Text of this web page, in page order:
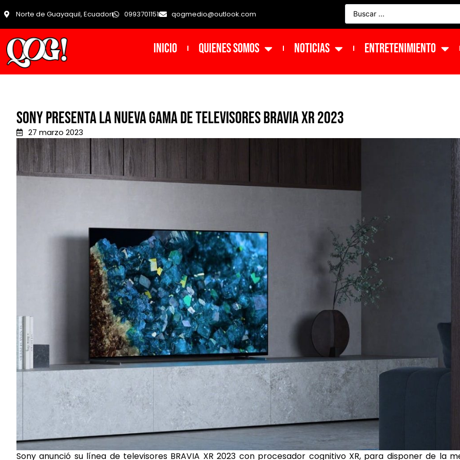
Norte de Guayaquil, Ecuador 0993701151 qogmedio@outlook.com
INICIO Quienes Somos NOTICIAS ENTRETENIMIENTO
Sony presenta la nueva gama de televisores BRAVIA XR 2023
27 marzo 2023
Sony anunció su línea de televisores BRAVIA XR 2023 con procesador cognitivo XR, para disponer de la